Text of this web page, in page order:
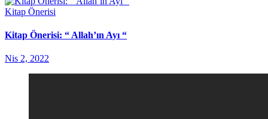
Kitap Önerisi
Kitap Önerisi: “ Allah’ın Ayı “
Nis 2, 2022